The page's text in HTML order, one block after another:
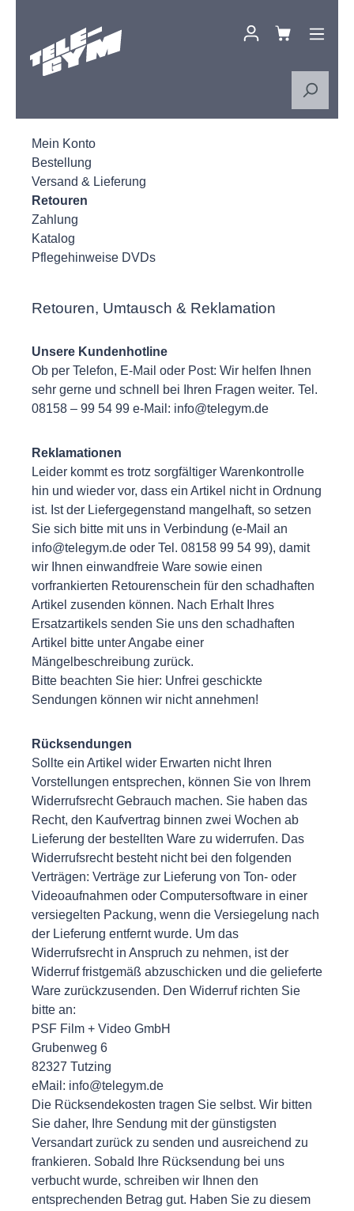
Mein Konto
Bestellung
Versand & Lieferung
Retouren
Zahlung
Katalog
Pflegehinweise DVDs
Retouren, Umtausch & Reklamation
Unsere Kundenhotline
Ob per Telefon, E-Mail oder Post: Wir helfen Ihnen
sehr gerne und schnell bei Ihren Fragen weiter. Tel.
08158 – 99 54 99 e-Mail: info@telegym.de
Reklamationen
Leider kommt es trotz sorgfältiger Warenkontrolle
hin und wieder vor, dass ein Artikel nicht in Ordnung
ist. Ist der Liefergegenstand mangelhaft, so setzen
Sie sich bitte mit uns in Verbindung (e-Mail an
info@telegym.de oder Tel. 08158 99 54 99), damit
wir Ihnen einwandfreie Ware sowie einen
vorfrankierten Retourenschein für den schadhaften
Artikel zusenden können. Nach Erhalt Ihres
Ersatzartikels senden Sie uns den schadhaften
Artikel bitte unter Angabe einer
Mängelbeschreibung zurück.
Bitte beachten Sie hier: Unfrei geschickte
Sendungen können wir nicht annehmen!
Rücksendungen
Sollte ein Artikel wider Erwarten nicht Ihren
Vorstellungen entsprechen, können Sie von Ihrem
Widerrufsrecht Gebrauch machen. Sie haben das
Recht, den Kaufvertrag binnen zwei Wochen ab
Lieferung der bestellten Ware zu widerrufen. Das
Widerrufsrecht besteht nicht bei den folgenden
Verträgen: Verträge zur Lieferung von Ton- oder
Videoaufnahmen oder Computersoftware in einer
versiegelten Packung, wenn die Versiegelung nach
der Lieferung entfernt wurde. Um das
Widerrufsrecht in Anspruch zu nehmen, ist der
Widerruf fristgemäß abzuschicken und die gelieferte
Ware zurückzusenden. Den Widerruf richten Sie
bitte an:
PSF Film + Video GmbH
Grubenweg 6
82327 Tutzing
eMail: info@telegym.de
Die Rücksendekosten tragen Sie selbst. Wir bitten
Sie daher, Ihre Sendung mit der günstigsten
Versandart zurück zu senden und ausreichend zu
frankieren. Sobald Ihre Rücksendung bei uns
verbucht wurde, schreiben wir Ihnen den
entsprechenden Betrag gut. Haben Sie zu diesem